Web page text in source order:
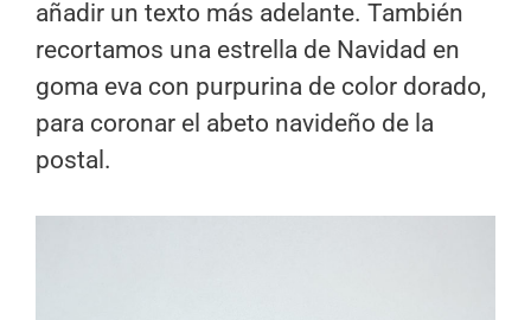
añadir un texto más adelante. También
recortamos una estrella de Navidad en
goma eva con purpurina de color dorado,
para coronar el abeto navideño de la
postal.